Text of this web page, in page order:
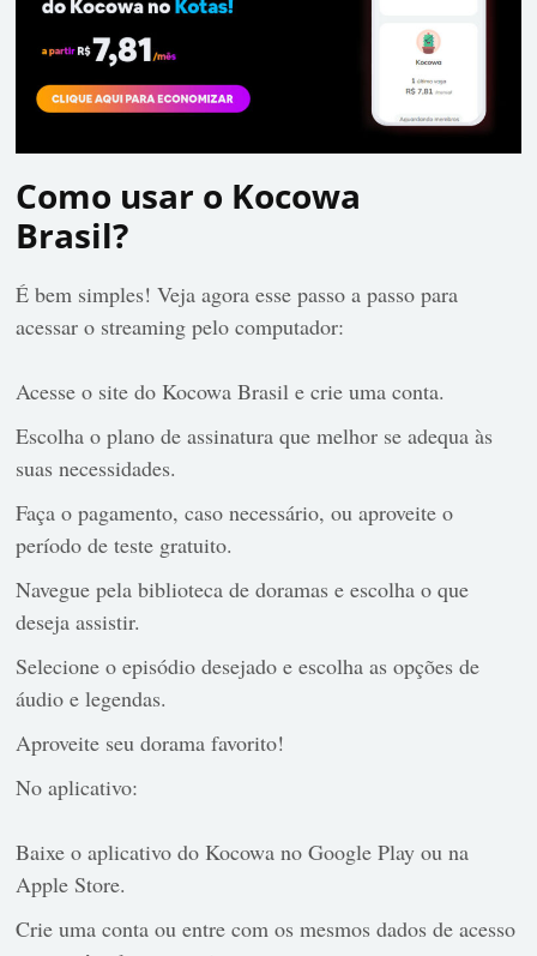
Como usar o Kocowa
Brasil?
É bem simples! Veja agora esse passo a passo para
acessar o streaming pelocomputador:
Acesse o site do Kocowa Brasil e crie uma conta.
Escolha o plano de assinatura que melhor se adequa às
suas necessidades.
Faça o pagamento, caso necessário, ou aproveite o
período de teste gratuito.
Navegue pela biblioteca de doramas e escolha o que
deseja assistir.
Selecione o episódio desejado e escolha as opções de
áudio e legendas.
Aproveite seu dorama favorito!
Noaplicativo:
Baixe o aplicativo do Kocowa no Google Play ou na
Apple Store.
Crie uma conta ou entre com os mesmos dados de acesso